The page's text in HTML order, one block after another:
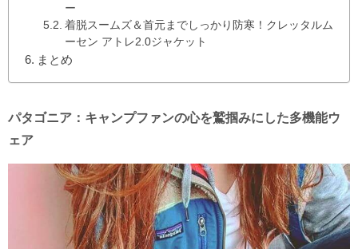
ー
着脱スームズ＆首元までしっかり防寒！クレッタルム
ーセン アトレ2.0ジャケット
まとめ
パタゴニア：キャンプファンの心を鷲掴みにした多機能ウ
ェア